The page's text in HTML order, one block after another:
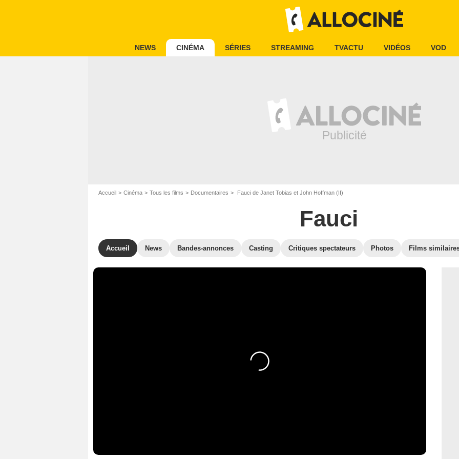
NEWS CINÉMA SÉRIES STREAMING TVACTU VIDÉOS VOD
Accueil Cinéma Tous les films Documentaires Fauci de Janet Tobias et John Hoffman (II)
Fauci
Accueil News Bandes-annonces Casting Critiques spectateurs Photos Films